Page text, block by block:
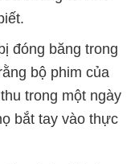
đóng băng trong
bộ phim của
trong một ngày
bắt tay vào thực